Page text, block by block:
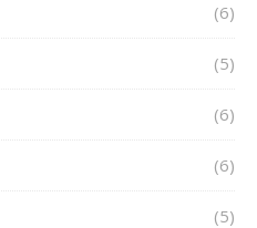
(6)
(5)
(6)
(6)
(5)